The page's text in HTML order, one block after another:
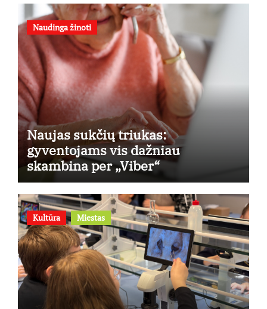
Naudinga žinoti
Naujas sukčių triukas:
gyventojams vis dažniau
skambina per „Viber“
Kultūra Miestas